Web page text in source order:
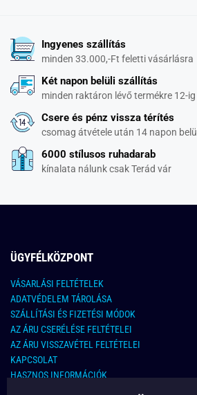
Ingyenes szállítás
minden 33.000,-Ft feletti vásárlásra
Két napon belüli szállítás
minden raktáron lévő termékre 12-ig
Csere és pénz vissza térítés
csomag átvétele után 14 napon belül
6000 stílusos ruhadarab
kínalata nálunk csak Terád vár
ÜGYFÉLKÖZPONT
VÁSARLÁSI FELTÉTELEK
ADATVÉDELEM TÁROLÁSA
SZÁLLÍTÁSI ÉS FIZETÉSI MÓDOK
AZ ÁRU CSERÉLÉSE FELTÉTELEI
AZ ÁRU VISSZAVÉTEL FELTÉTELEI
KAPCSOLAT
HASZNOS INFORMÁCIÓK